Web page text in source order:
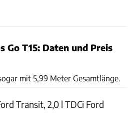
Go T15: Daten und Preis
mit 5,99 Meter Gesamtlänge.
Transit, 2,0 l TDCi Ford